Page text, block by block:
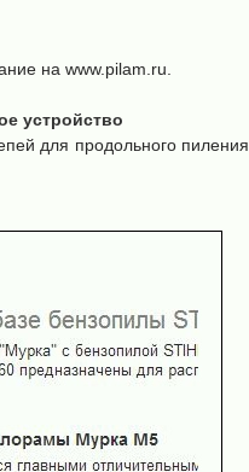
на www.pilam.ru.
устройство
для продольного пиления